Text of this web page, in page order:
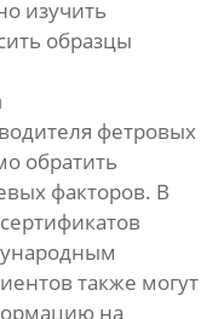
изучить
образцы
фетровых
обратить
факторов. В
также могут
на